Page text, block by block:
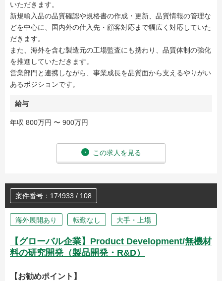
いただきます。
新規輸入品の品質確認や規格書の作成・更新、品質情報の管理な
どを中心に、国内外の仕入先・顧客対応まで幅広く対応していた
だきます。
また、海外を含む製造元の工場監査にも携わり、品質体制の強化
を推進していただきます。
営業部門と連携しながら、事業成長を品質面から支えるやりがい
あるポジションです。
給与
年収 800万円 〜 900万円
この求人を見る
案件番号：174933 / 108
海外展開あり 転勤なし 大手・上場
【グローバル企業】Product Development/無機材
料の研究開発（製品開発・R&D）
【お勧めポイント】